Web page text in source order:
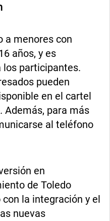
a menores con
años, y es
participantes.
pueden
en el cartel
Además, para más
al teléfono
en
de Toledo
la integración y el
nuevas